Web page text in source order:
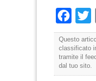
Questo
classificato
tramite il
dal tuo sito.